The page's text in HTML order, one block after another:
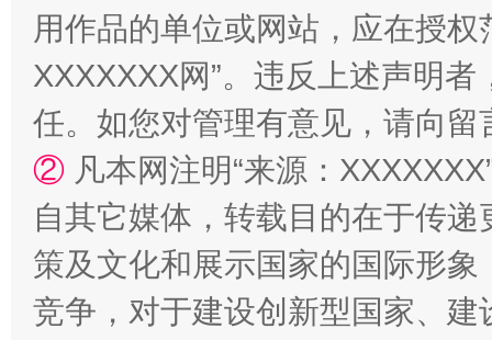
用作品的单位或网站，应在授
XXXXXXX网”。违反上述声明
任。如您对管理有意见，请向
② 凡本网注明“来源：
自其它媒体，转载目的在于传
策及文化和展示国家的国际形
竞争，对于建设创新型国家、